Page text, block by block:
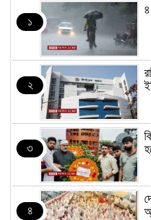
১
২
৩
৪